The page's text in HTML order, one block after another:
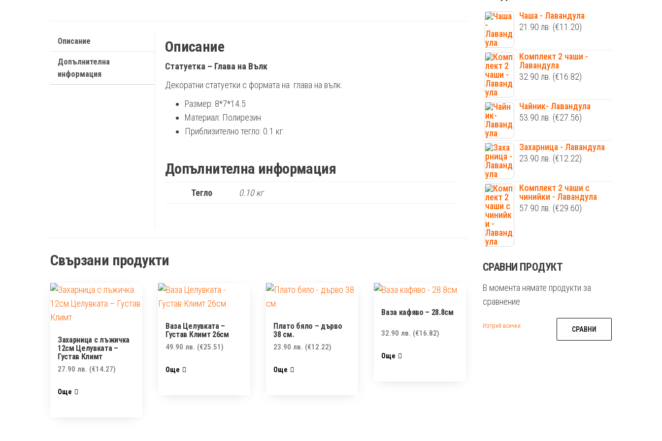
Описание
Допълнителна
информация
Описание
Статуетка – Глава на Вълк
Декоратни статуетки с формата на глава на вълк.
Размер: 8*7*14.5
Материал: Полирезин
Приблизително тегло: 0.1 кг.
Допълнителна информация
Тегло 0.10 кг
Свързани продукти
Захарница с лъжичка
12см Целувката –
Густав Климт
27.90 лв. (€14.27)
Още
Ваза Целувката –
Густав Климт 26см
49.90лв. (€25.51)
Още
Плато бяло – дърво
38 см.
23.90лв. (€12.22)
Още
Ваза кафяво – 28.8см
32.90лв. (€16.82)
Още
Чаша - Лавандула
21.90 лв. (€11.20)
Комплект 2 чаши -
Лавандула
32.90 лв. (€16.82)
Чайник- Лавандула
53.90 лв. (€27.56)
Захарница - Лавандула
23.90 лв. (€12.22)
Комплект 2 чаши с
чинийки - Лавандула
57.90 лв. (€29.60)
СРАВНИ ПРОДУКТ
В момента нямате продукти за
сравнение
Изтрий всички СРАВНИ